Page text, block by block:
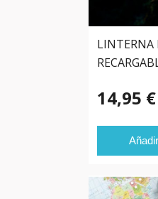
LINTERNA
14,95 €